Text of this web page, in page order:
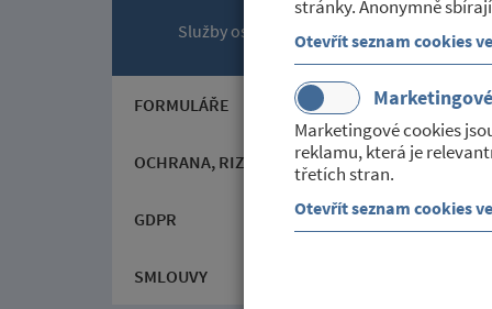
stránky. Anonymně
Otevřít seznam cookies
Marketingové
Marketingové cookies
reklamu, která je
třetích stran.
Otevřít seznam cookies
Služby ostatní
FORMULÁŘE
OCHRANA, RIZIKA A NEBEZPEČÍ
GDPR
SMLOUVY